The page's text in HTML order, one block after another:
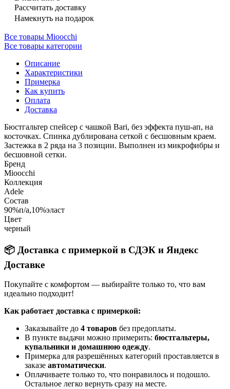
Рассчитать доставку
Намекнуть на подарок
Все товары Mioocchi
Все товары категории
Описание
Характеристики
Примерка
Как купить
Оплата
Доставка
Бюстгальтер спейсер с чашкой Bari, без эффекта пуш-ап, на
косточках. Спинка дублирована сеткой с бесшовным краем.
Застежка в 2 ряда на 3 позиции. Выполнен из микрофибры и
бесшовной сетки.
Бренд
Mioocchi
Коллекция
Adele
Состав
90%п/а,10%эласт
Цвет
черный
📦 Доставка с примеркой в СДЭК и Яндекс
Доставке
Покупайте с комфортом — выбирайте только то, что вам
идеально подходит!
Как работает доставка с примеркой:
Заказывайте до 4 товаров без предоплаты.
В пункте выдачи можно примерить: бюстгальтеры,
купальники и домашнюю одежду.
Примерка для разрешённых категорий проставляется в
заказе автоматически.
Оплачиваете только то, что понравилось и подошло.
Остальное легко вернуть сразу на месте.